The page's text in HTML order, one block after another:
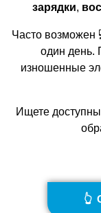
зарядки,
Часто возможен
один день.
изношенные
Ищете
👆